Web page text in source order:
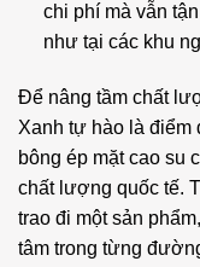
chi phí mà vẫn
như tại các khu
Để nâng tầm chất
Xanh tự hào là điểm
bông ép mặt cao su
chất lượng quốc tế.
trao đi một sản
tâm trong từng